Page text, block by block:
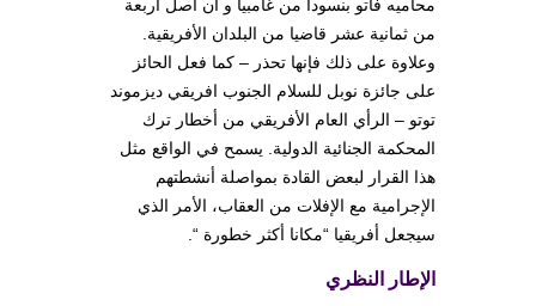
محاميه فاتو بنسودا من غامبيا و أن أصل أربعة
من ثمانية عشر قاضيا من البلدان الأفريقية.
وعلاوة على ذلك فإنها تحذر – كما فعل الحائز
على جائزة نوبل للسلام الجنوب افريقي ديزموند
توتو – الرأي العام الأفريقي من أخطار ترك
المحكمة الجنائية الدولية. يسمح في الواقع مثل
هذا القرار لبعض القادة بمواصلة أنشطتهم
الإجرامية مع الإفلات من العقاب، الأمر الذي
سيجعل أفريقيا “مكانا أكثر خطورة “.
الإطار النظري